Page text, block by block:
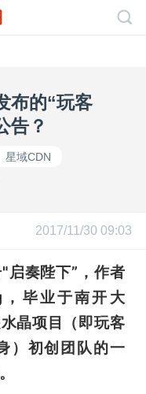
布的“玩客
告？
星域CDN
2017/11/30 09:03
启奏陛下”，作者
毕业于南开大
晶项目（即玩客
）初创团队的一